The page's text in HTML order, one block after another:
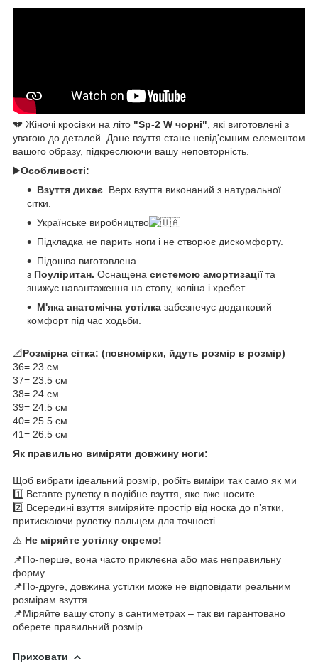
💔 Жіночі кросівки на літо "Sp-2 W чорні" , які виготовлені з
увагою до деталей. Дане взуття стане невід'ємним елементом
вашого образу, підкреслюючи вашу неповторність.
▶️Особливості:
Взуття дихає . Верх взуття виконаний з натуральної
сітки.
Українське виробництво
Підкладка не парить ноги і не створює дискомфорту.
Підошва виготовлена
з Поуліритан. Оснащена системою амортизаціїта
знижує навантаження на стопу, коліна і хребет.
М'яка анатомічна устілка забезпечує додатковий
комфорт під час ходьби.
📐Розмірна сітка: (повномірки, йдуть розмір в розмір)
36= 23 см
37= 23.5 см
38= 24 см
39= 24.5 см
40= 25.5 см
41= 26.5 см
Як правильно виміряти довжину ноги:
Щоб вибрати ідеальний розмір, робіть виміри так само як ми
1️⃣ Вставте рулетку в подібне взуття, яке вже носите.
2️⃣ Всередині взуття виміряйте простір від носка до п’ятки,
притискаючи рулетку пальцем для точності.
⚠️ Не міряйте устілку окремо!
📌По-перше, вона часто приклеєна або має неправильну
форму.
📌По-друге, довжина устілки може не відповідати реальним
розмірам взуття.
📌Міряйте вашу стопу в сантиметрах – так ви гарантовано
оберете правильний розмір.
Приховати